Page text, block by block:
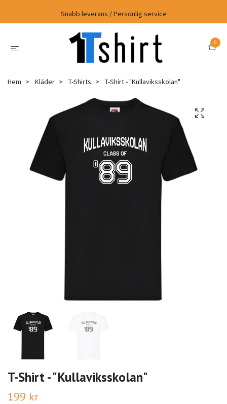
Snabb leverans / Personlig service
0
Hem Kläder T-Shirts T-Shirt - "Kullaviksskolan"
T-Shirt - "Kullaviksskolan"
199 kr